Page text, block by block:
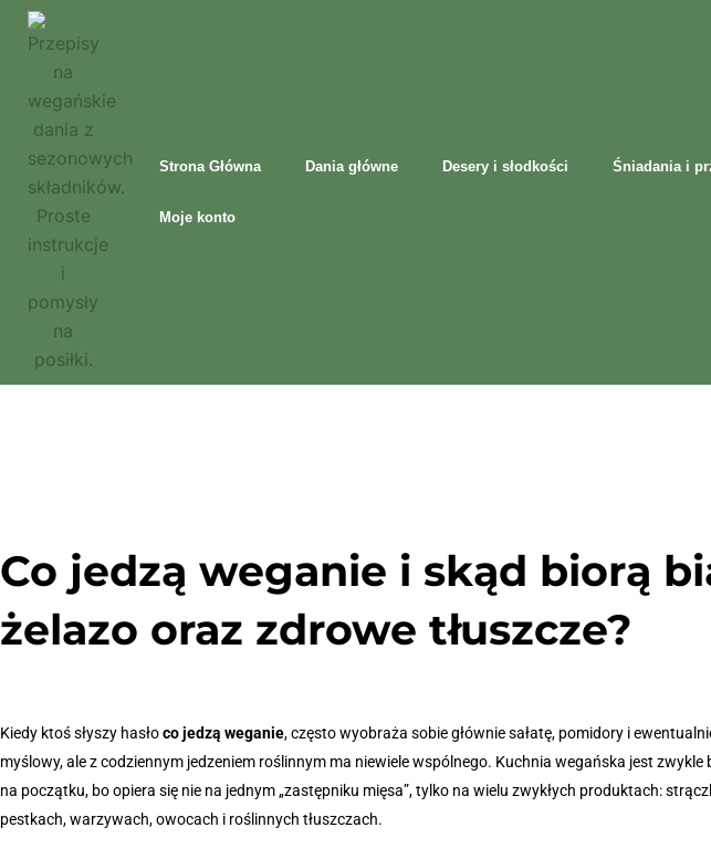
Przejdź
Strona Główna Dania główne Desery i słodkości Śniadania i
Moje konto
Co jedzą weganie i skąd biorą
żelazo oraz zdrowe tłuszcze?
Kiedy ktoś słyszy hasłoco jedzą weganie, często wyobraża sobie głównie sałatę, pomidory i
myślowy, ale z codziennym jedzeniem roślinnym ma niewiele wspólnego. Kuchnia wegańska jest
na początku, bo opiera się nie na jednym „zastępniku mięsa”, tylko na wielu zwykłych produktach:
pestkach, warzywach, owocach i roślinnych tłuszczach.